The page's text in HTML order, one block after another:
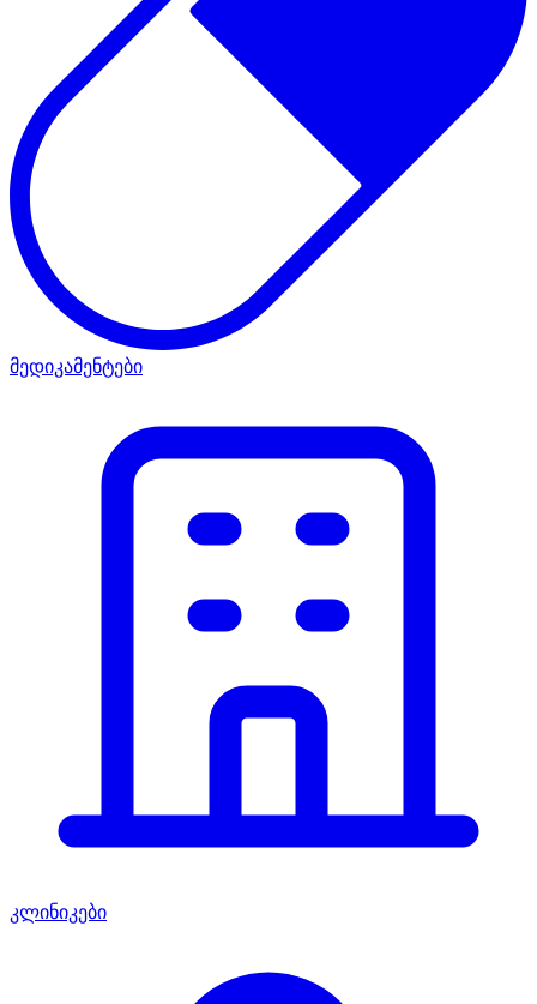
მედიკამენტები
კლინიკები